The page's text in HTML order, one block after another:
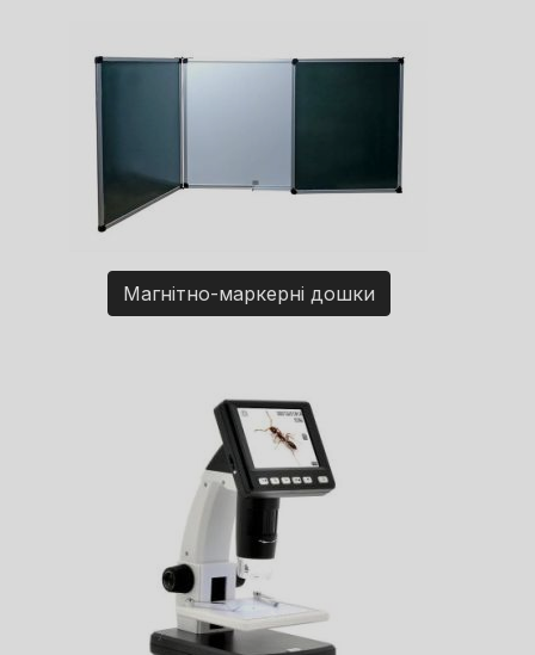
Магнітно-маркерні дошки